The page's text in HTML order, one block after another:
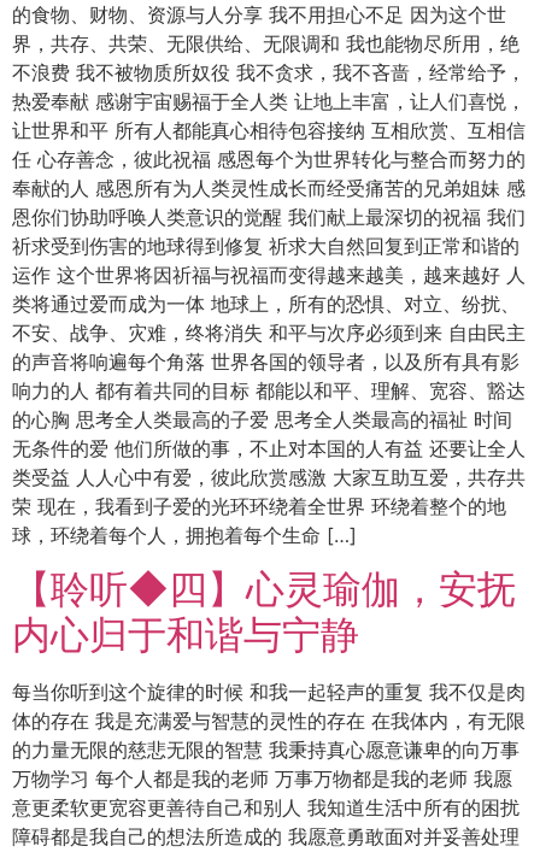
的食物、财物、资源与人分享 我不用担心不足 因为这个世
界，共存、共荣、无限供给、无限调和 我也能物尽所用，绝
不浪费 我不被物质所奴役 我不贪求，我不吝啬，经常给予，
热爱奉献 感谢宇宙赐福于全人类 让地上丰富，让人们喜悦，
让世界和平 所有人都能真心相待包容接纳 互相欣赏、互相信
任 心存善念，彼此祝福 感恩每个为世界转化与整合而努力的
奉献的人 感恩所有为人类灵性成长而经受痛苦的兄弟姐妹 感
恩你们协助呼唤人类意识的觉醒 我们献上最深切的祝福 我们
祈求受到伤害的地球得到修复 祈求大自然回复到正常和谐的
运作 这个世界将因祈福与祝福而变得越来越美，越来越好 人
类将通过爱而成为一体 地球上，所有的恐惧、对立、纷扰、
不安、战争、灾难，终将消失 和平与次序必须到来 自由民主
的声音将响遍每个角落 世界各国的领导者，以及所有具有影
响力的人 都有着共同的目标 都能以和平、理解、宽容、豁达
的心胸 思考全人类最高的子爱 思考全人类最高的福祉 时间
无条件的爱 他们所做的事，不止对本国的人有益 还要让全人
类受益 人人心中有爱，彼此欣赏感激 大家互助互爱，共存共
荣 现在，我看到子爱的光环环绕着全世界 环绕着整个的地
球，环绕着每个人，拥抱着每个生命 […]
【聆听◆四】心灵瑜伽，安抚
内心归于和谐与宁静
每当你听到这个旋律的时候 和我一起轻声的重复 我不仅是肉
体的存在 我是充满爱与智慧的灵性的存在 在我体内，有无限
的力量无限的慈悲无限的智慧 我秉持真心愿意谦卑的向万事
万物学习 每个人都是我的老师 万事万物都是我的老师 我愿
意更柔软更宽容更善待自己和别人 我知道生活中所有的困扰
障碍都是我自己的想法所造成的 我愿意勇敢面对并妥善处理